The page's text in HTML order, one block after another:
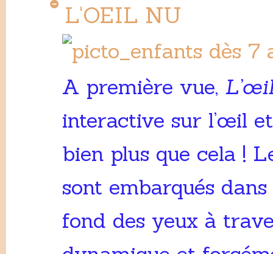
L'OEIL NU
dès 7
A première vue,
interactive sur l’œil
bien plus que cela !
sont embarqués
fond des yeux à